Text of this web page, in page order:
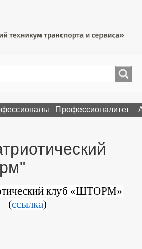
Профессионалитет
клуб «ШТОРМ»
(ссылка)